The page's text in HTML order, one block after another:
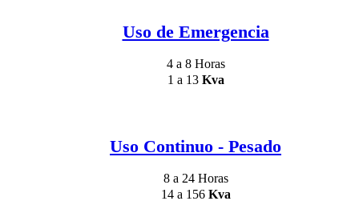
Uso de Emergencia
4 a 8 Horas
1 a 13 Kva
Uso Continuo - Pesado
8 a 24 Horas
14 a 156 Kva